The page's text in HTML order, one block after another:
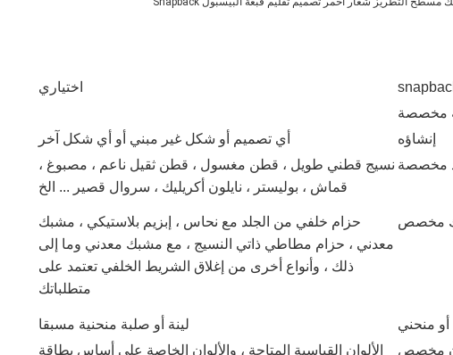
اختياري
مخصصة
إنشاؤه
أي تصميم أو شكل غير مبني أو أي شكل آخر
مخصصة نسيج قطني طويل ، قطن مغسول ، قطن ثقيل ناعم ، مصبوغ ،
قماش ، بوليستر ، نايلون أكريليك ، سروال قصير ... الخ
مخصص
حزام خلفي من الجلد مع نحاس ، إبزيم بلاستيكي ، مشبك
معدني ، حزام مطاطي ذاتي النسيج ، مع مشبك معدني وما إلى
ذلك ، وأنواع أخرى من إغلاق الشريط الخلفي تعتمد على
متطلباتك
منحني
لينة أو صلبة منحنية مسبقا
مخصص
الألوان القياسية المتاحة ، والألوان الخاصة على أساس بطاقة